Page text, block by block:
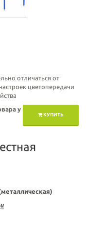
отличаться от
цветопередачи
КУПИТЬ
у